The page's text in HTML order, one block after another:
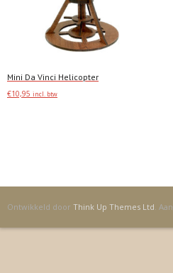
Mini Da Vinci Helicopter
€10,95 incl. btw
Ontwikkeld door Think Up Themes Ltd.